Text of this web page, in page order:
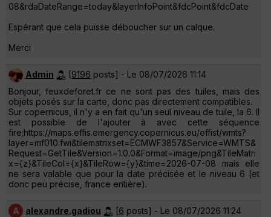
08&rdaDateRange=today&layerInfoPoint&fdcPoint&fdcDate
Espérant que cela puisse déboucher sur un calque.
Merci
Admin [9196 posts] - Le 08/07/2026 11:14
Bonjour, feuxdeforet.fr ce ne sont pas des tuiles, mais des
objets posés sur la carte, donc pas directement compatibles.
Sur copernicus, il n'y a en fait qu'un seul niveau de tuile, la 6. Il
est possible de l'ajouter à avec cette séquence
fire;https://maps.effis.emergency.copernicus.eu/effist/wmts?
layer=mf010.fwi&tilematrixset=ECMWF3857&Service=WMTS&
Request=GetTile&Version=1.0.0&Format=image/png&TileMatri
x={z}&TileCol={x}&TileRow={y}&time=2026-07-08 mais elle
ne sera valable que pour la date précisée et le niveau 6 (et
donc peu précise, france entière).
A alexandre.gadiou [6 posts] - Le 08/07/2026 11:24